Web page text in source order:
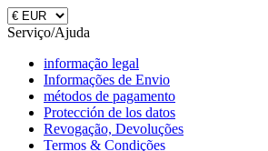
Serviço/Ajuda
informação legal
Informações de Envio
métodos de pagamento
Protección de los datos
Revogação, Devoluções
Termos & Condições